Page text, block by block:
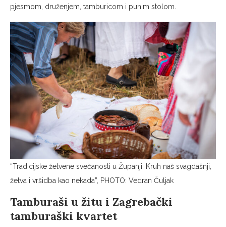
pjesmom, druženjem, tamburicom i punim stolom.
“Tradicijske žetvene svečanosti u Županji: Kruh naš svagdašnji,
žetva i vršidba kao nekada”, PHOTO: Vedran Čuljak
Tamburaši u žitu i Zagrebački
tamburaški kvartet